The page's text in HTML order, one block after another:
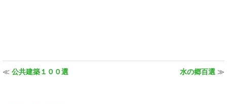
≪ 公共建築１００選 水の郷百選 ≫